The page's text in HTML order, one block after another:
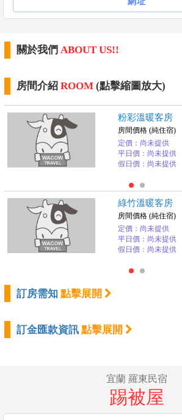
關於我們 ABOUT US!!
房間介紹 ROOM (點擊縮圖放大)
粉彩溫暖客房
房間價格 (純住宿)
定價：尚未提供
平日價：尚未提供
假日價：尚未提供
綠竹溫暖客房
房間價格 (純住宿)
定價：尚未提供
平日價：尚未提供
假日價：尚未提供
訂房需知 點擊展開
訂金匯款資訊 點擊展開
宜蘭 羅東民宿
踢被屋